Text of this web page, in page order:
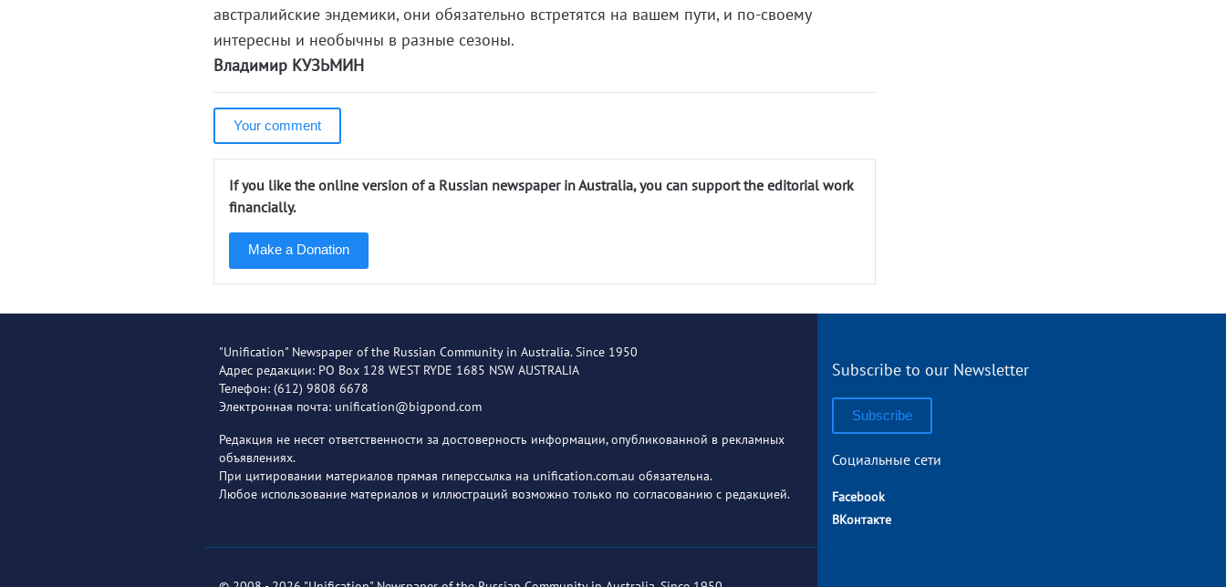
австралийские эндемики, они обязательно встретятся на вашем пути, и по-своему
интересны и необычны в разные сезоны.
Владимир КУЗЬМИН
Your comment
If you like the online version of a Russian newspaper in Australia, you can support the editorial work
financially.
Make a Donation
"Unification" Newspaper of the Russian Community in Australia. Since 1950
Адрес редакции: PO Box 128 WEST RYDE 1685 NSW AUSTRALIA
Телефон: (612) 9808 6678
Электронная почта: unification@bigpond.com
Редакция не несет ответственности за достоверность информации, опубликованной в рекламных
объявлениях.
При цитировании материалов прямая гиперссылка на unification.com.au обязательна.
Любое использование материалов и иллюстраций возможно только по согласованию с редакцией.
Subscribe to our Newsletter
Subscribe
Социальные сети
Facebook
ВКонтакте